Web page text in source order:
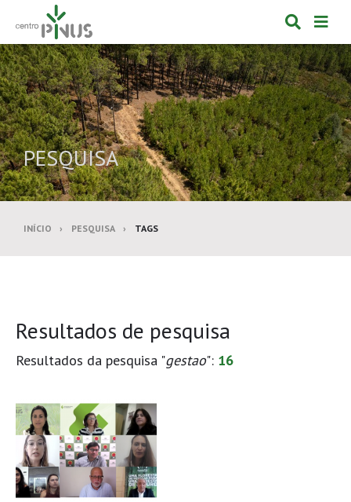
Alternar
de
de
PESQUISA
INÍCIO PESQUISA TAGS
Resultados de pesquisa
Resultados da pesquisa "gestao": 16